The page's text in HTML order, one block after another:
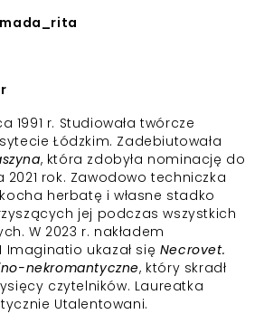
1991 r. Studiowała twórcze
Łódzkim. Zadebiutowała
, która zdobyła nominację do
rok. Zawodowo techniczka
herbatę i własne stadko
jej podczas wszystkich
W 2023 r. nakładem
Imaginatio ukazał się Necrovet.
nekromantyczne, który skradł
czytelników. Laureatka
Utalentowani.